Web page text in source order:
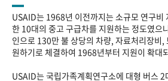
USAID는 1968년 이전까지는 소규모 연구비
한 10대의 중고 구급차를 지원하는 정도였으
인으로 130만 불 상당의 차량, 자료처리장비,
원하기로 체결하여 1968년부터 지원이 확대
USAID는 국립가족계획연구소에 대형 버스